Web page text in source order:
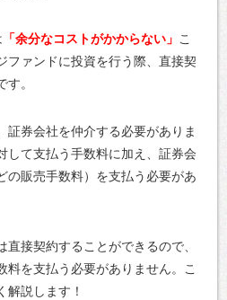
「余分なコストがかからない」 こ
ファンドに投資を行う際、直接契
。
証券会社を仲介する必要がありま
して支払う手数料に加え、証券会
の販売手数料）を支払う必要があ
接契約することができるので、
料を支払う必要がありません。こ
解説します！